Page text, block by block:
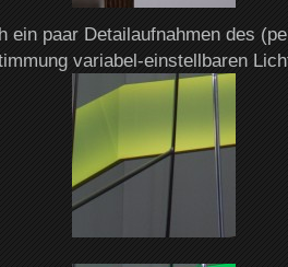
ein paar Detailaufnahmen des
variabel-einstellbaren